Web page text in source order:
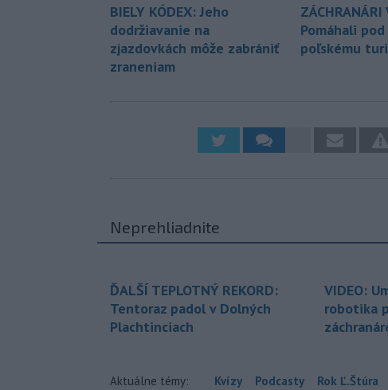
BIELY KÓDEX: Jeho
dodržiavanie na
zjazdovkách môže zabrániť
zraneniam
ZÁCHRANÁRI
Pomáhali
poľskému
Neprehliadnite
ĎALŠÍ TEPLOTNÝ REKORD:
Tentoraz padol v Dolných
Plachtinciach
VIDEO:
robotika
Aktuálne témy: Kvízy Podcasty Rok Ľ.Štúra